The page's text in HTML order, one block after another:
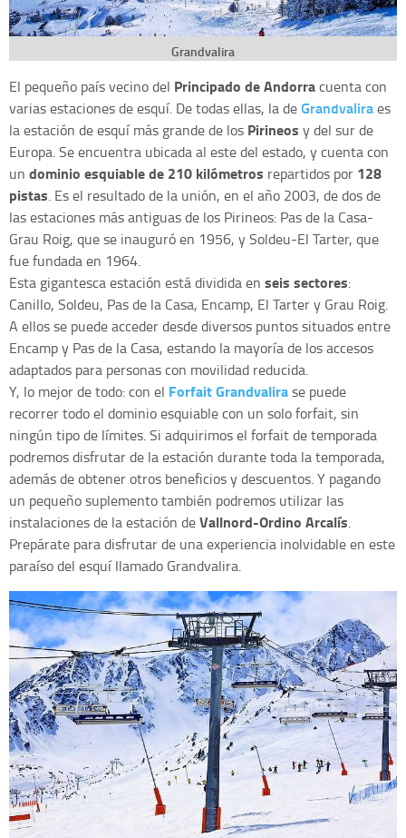
Grandvalira
El pequeño país vecino del Principado de Andorracuenta con
varias estaciones de esquí. De todas ellas, la deGrandvaliraes
la estación de esquí más grande de los Pirineos y del sur de
Europa. Se encuentra ubicada al este del estado, y cuenta con
un dominio esquiable de 210 kilómetros repartidos por 128
pistas. Es el resultado de la unión, en el año 2003, de dos de
las estaciones más antiguas de los Pirineos: Pas de la Casa-
Grau Roig, que se inauguró en 1956, y Soldeu-El Tarter, que
fue fundada en 1964.
Esta gigantesca estación está dividida en seis sectores:
Canillo, Soldeu, Pas de la Casa, Encamp, El Tarter y Grau Roig.
A ellos se puede acceder desde diversos puntos situados entre
Encamp y Pas de la Casa, estando la mayoría de los accesos
adaptados para personas con movilidad reducida.
Y, lo mejor de todo: con el Forfait Grandvalirase puede
recorrer todo el dominio esquiable con un solo forfait, sin
ningún tipo de límites. Si adquirimos el forfait de temporada
podremos disfrutar de la estación durante toda la temporada,
además de obtener otros beneficios y descuentos. Y pagando
un pequeño suplemento también podremos utilizar las
instalaciones de la estación deVallnord-Ordino Arcalís.
Prepárate para disfrutar de una experiencia inolvidable en este
paraíso del esquí llamado Grandvalira.